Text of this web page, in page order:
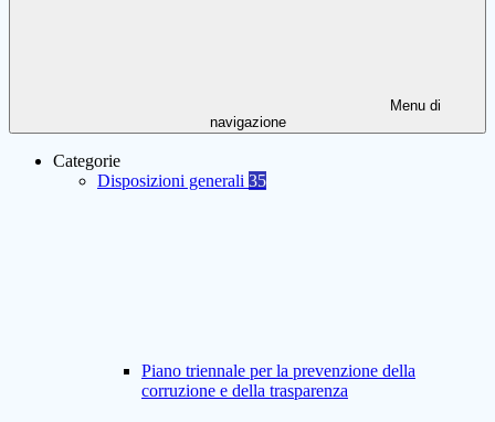
Menu di
navigazione
Categorie
Disposizioni generali 35
Piano triennale per la prevenzione della
corruzione e della trasparenza